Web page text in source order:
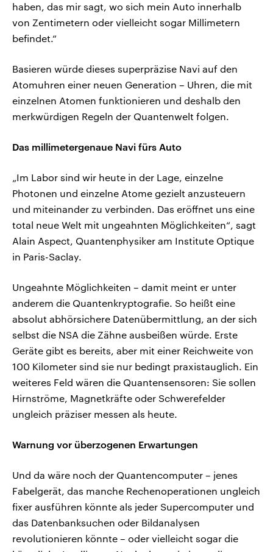
haben, das mir sagt, wo sich mein Auto innerhalb
von Zentimetern oder vielleicht sogar Millimetern
befindet.“
Basieren würde dieses superpräzise Navi auf den
Atomuhren einer neuen Generation – Uhren, die mit
einzelnen Atomen funktionieren und deshalb den
merkwürdigen Regeln der Quantenwelt folgen.
Das millimetergenaue Navi fürs Auto
„Im Labor sind wir heute in der Lage, einzelne
Photonen und einzelne Atome gezielt anzusteuern
und miteinander zu verbinden. Das eröffnet uns eine
total neue Welt mit ungeahnten Möglichkeiten“, sagt
Alain Aspect, Quantenphysiker am Institute Optique
in Paris-Saclay.
Ungeahnte Möglichkeiten – damit meint er unter
anderem die Quantenkryptografie. So heißt eine
absolut abhörsichere Datenübermittlung, an der sich
selbst die NSA die Zähne ausbeißen würde. Erste
Geräte gibt es bereits, aber mit einer Reichweite von
100 Kilometer sind sie nur bedingt praxistauglich. Ein
weiteres Feld wären die Quantensensoren: Sie sollen
Hirnströme, Magnetkräfte oder Schwerefelder
ungleich präziser messen als heute.
Warnung vor überzogenen Erwartungen
Und da wäre noch der Quantencomputer – jenes
Fabelgerät, das manche Rechenoperationen ungleich
fixer ausführen könnte als jeder Supercomputer und
das Datenbanksuchen oder Bildanalysen
revolutionieren könnte – oder vielleicht sogar die